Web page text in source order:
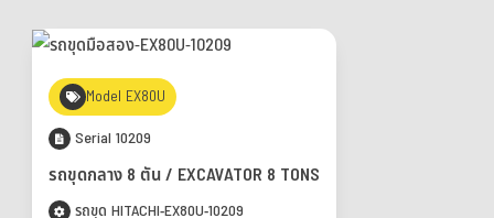
Model EX80U
Serial 10209
รถขุดกลาง 8 ตัน / EXCAVATOR 8 TONS
รถขุด HITACHI-EX80U-10209